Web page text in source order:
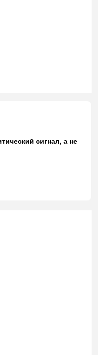
сигнал, а не